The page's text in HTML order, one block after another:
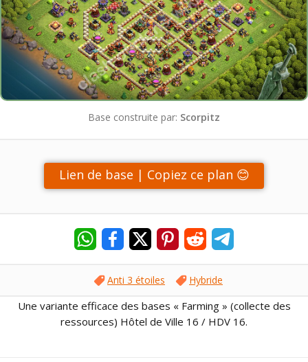
Base construite par: Scorpitz
Lien de base | Copiez ce plan 😊
Anti 3 étoiles Hybride
Une variante efficace des bases « Farming » (collecte des
ressources) Hôtel de Ville 16 / HDV 16.